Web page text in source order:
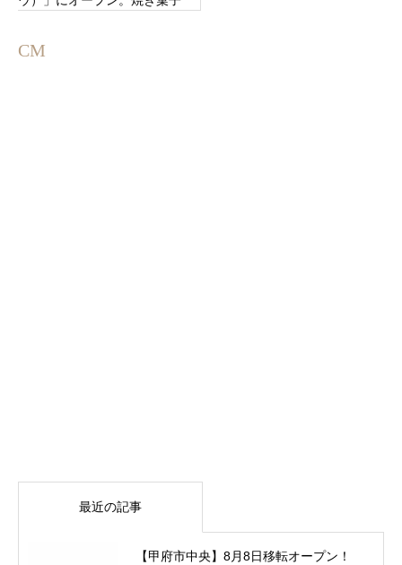
CM
最近の記事
【甲府市中央】8月8日移転オープン！